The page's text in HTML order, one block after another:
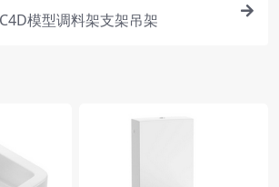
模型调料架支架吊架